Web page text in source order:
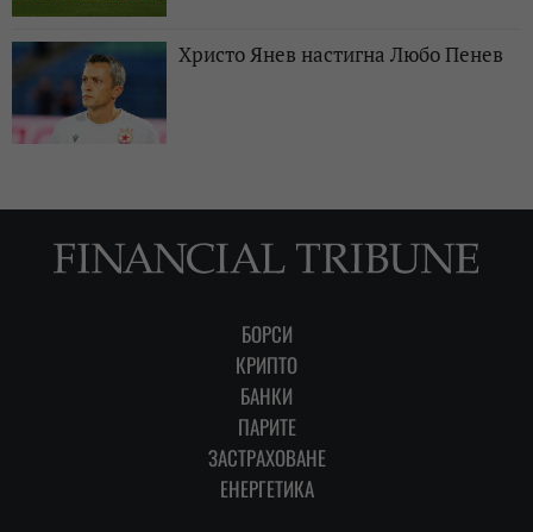
Христо Янев настигна Любо Пенев
БОРСИ
КРИПТО
БАНКИ
ПАРИТЕ
ЗАСТРАХОВАНЕ
ЕНЕРГЕТИКА